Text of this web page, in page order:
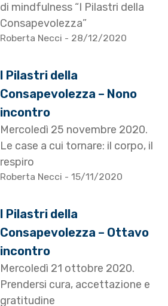
di mindfulness “I Pilastri della
Consapevolezza”
Roberta Necci - 28/12/2020
I Pilastri della
Consapevolezza – Nono
incontro
Mercoledì 25 novembre 2020.
Le case a cui tornare: il corpo, il
respiro
Roberta Necci - 15/11/2020
I Pilastri della
Consapevolezza – Ottavo
incontro
Mercoledì 21 ottobre 2020.
Prendersi cura, accettazione e
gratitudine